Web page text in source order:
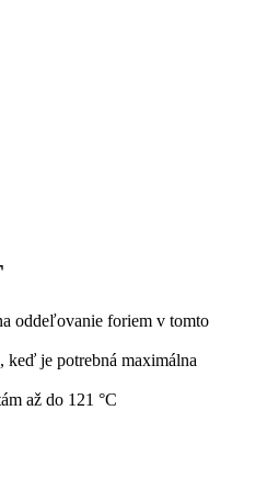
oddeľovanie foriem v tomto
keď je potrebná maximálna
až do 121 °C